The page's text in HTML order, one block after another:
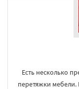
Есть несколько
перетяжки